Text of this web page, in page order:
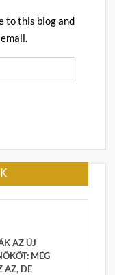
to this blog and
AZ ÚJ
MÉG
AZ, DE